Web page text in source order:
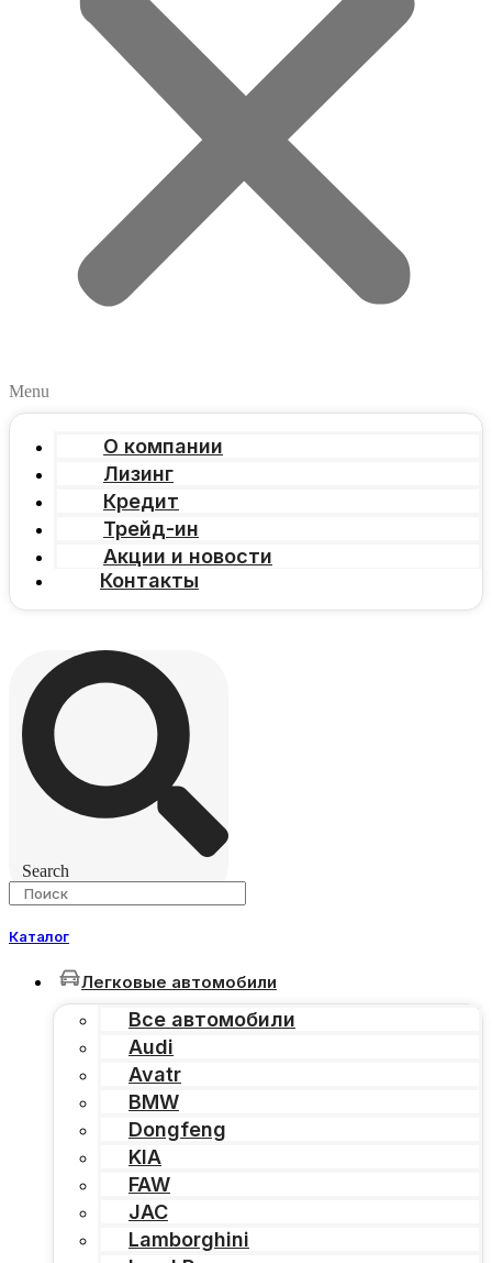
Menu
О компании
Лизинг
Кредит
Трейд-ин
Акции и новости
Контакты
Search
Каталог
Легковые автомобили
Все автомобили
Audi
Avatr
BMW
Dongfeng
KIA
FAW
JAC
Lamborghini